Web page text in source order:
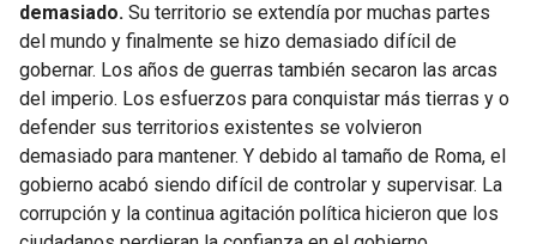
demasiado. Su territorio se extendía por muchas partes
del mundo y finalmente se hizo demasiado difícil de
gobernar. Los años de guerras también secaron las arcas
del imperio. Los esfuerzos para conquistar más tierras y o
defender sus territorios existentes se volvieron
demasiado para mantener. Y debido al tamaño de Roma, el
gobierno acabó siendo difícil de controlar y supervisar. La
corrupción y la continua agitación política hicieron que los